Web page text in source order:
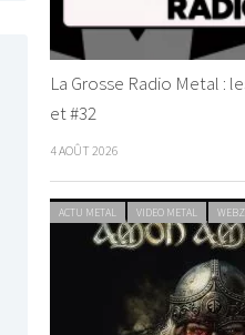
La Grosse Radio Metal :
et #32
4 AOÛT 2026
ACTU METAL VIDEO METAL